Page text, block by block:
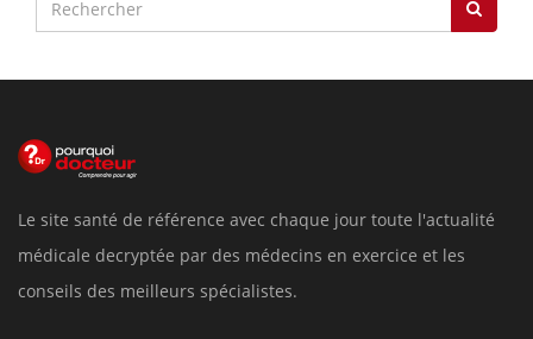
Le site santé de référence avec chaque jour toute l'actualité
médicale decryptée par des médecins en exercice et les
conseils des meilleurs spécialistes.